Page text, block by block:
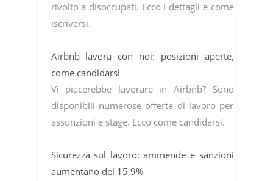
rivolto a disoccupati. Ecco i dettagli e come
iscriversi.
Airbnb lavora con noi: posizioni aperte,
come candidarsi
Vi piacerebbe lavorare in Airbnb? Sono
disponibili numerose offerte di lavoro per
assunzioni e stage. Ecco come candidarsi.
Sicurezza sul lavoro: ammende e sanzioni
aumentano del 15,9%